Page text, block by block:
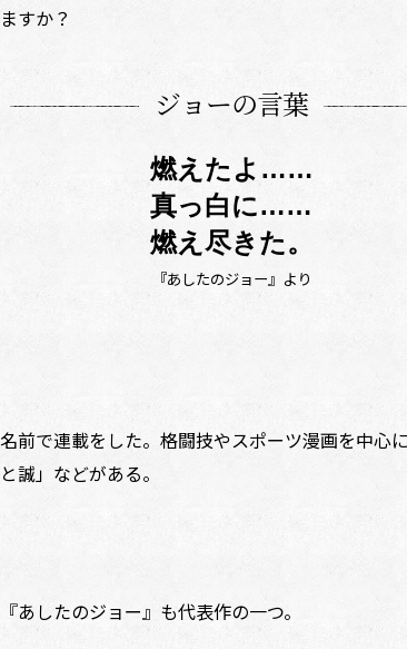
すか？
ジョーの言葉
燃えたよ……
真っ白に……
燃え尽きた。
『あしたのジョー』より
前で連載をした。格闘技やスポーツ漫画を中
誠」などがある。
したのジョー』も代表作の一つ。